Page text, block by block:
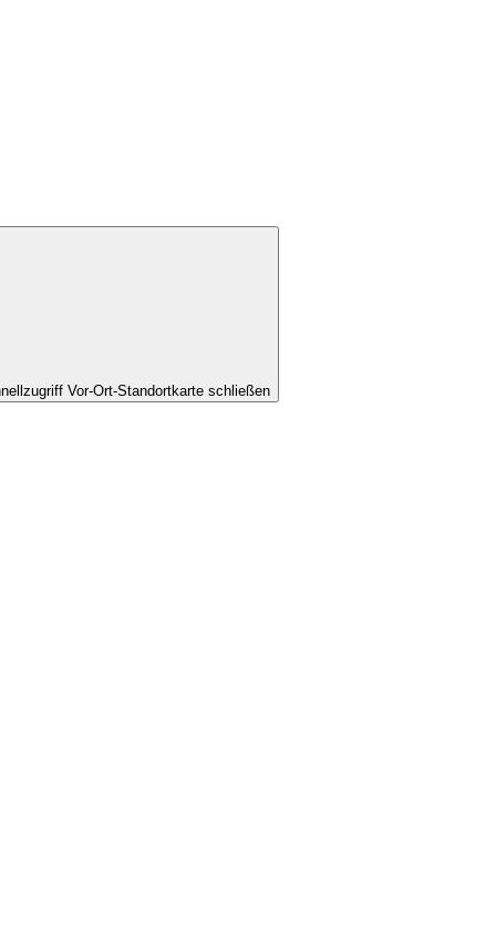
Vor-Ort-Standortkarte schließen